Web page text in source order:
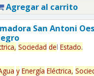
Agregar al carrito
San Antoni
Sociedad del Estado.
y Energía Eléctrica,